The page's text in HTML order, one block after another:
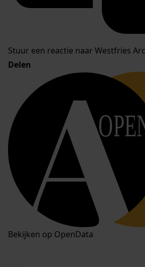
Stuur een reactie naar Westfries
Delen
Bekijken op OpenData